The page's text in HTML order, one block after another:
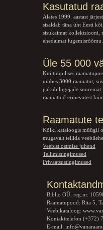
Kasutatud
Alates 1999. aastast
sisaldab täna üht Eesti
sisukaimat kollektsiooni,
ehedaimat lugemisrõõmu.
Üle 55 000
Kui tüüpilises
umbes 3000 raamatut,
pakub lugejaile suuremat
raamatuid erinevatest
Raamatute
Kõiki kataloogis müügil
mugavalt tellida
Veebist ostmise juhend
Tellimistingimused
Privaatsustingimused
Biblio OÜ, reg.nr.
Raamatupood: Riia 5,
Veebikataloog:
Kontakttelefon (+372)
E-mail: